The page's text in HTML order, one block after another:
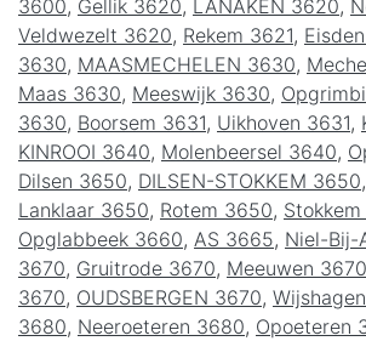
3600, Gellik 3620, LANAKEN 3620,
Veldwezelt 3620, Rekem 3621,
3630, MAASMECHELEN 3630,
Maas 3630, Meeswijk 3630,
3630, Boorsem 3631, Uikhoven 3631,
KINROOI 3640, Molenbeersel 3640,
Dilsen 3650, DILSEN-STOKKEM 3650,
Lanklaar 3650, Rotem 3650,
Opglabbeek 3660, AS 3665, Niel-Bij-
3670, Gruitrode 3670, Meeuwen 3670
3670, OUDSBERGEN 3670,
3680, Neeroeteren 3680, Opoeteren